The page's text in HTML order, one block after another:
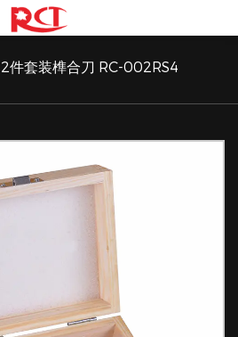
2件套装榫合刀 RC-002RS4